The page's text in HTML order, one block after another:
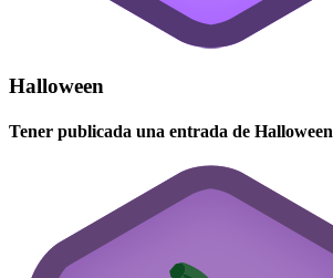
Halloween
Tener publicada una entrada de Halloween